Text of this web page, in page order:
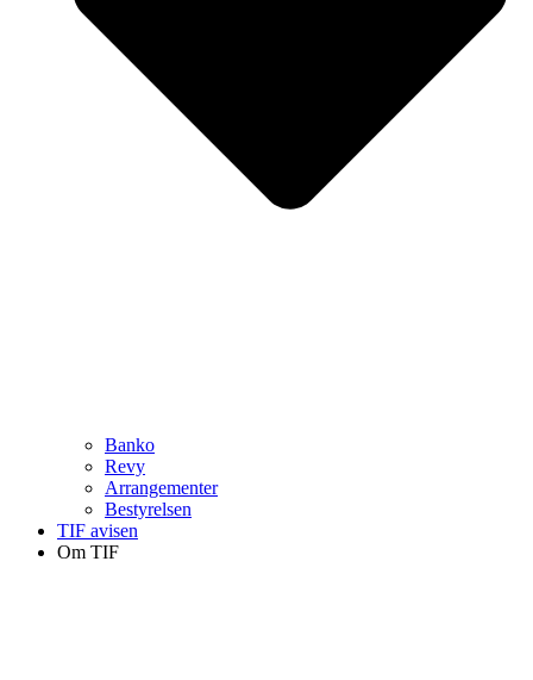
Banko
Revy
Arrangementer
Bestyrelsen
TIF avisen
Om TIF